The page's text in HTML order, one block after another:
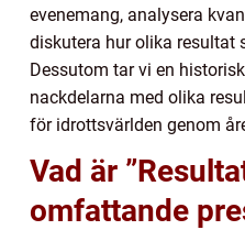
evenemang, analysera
diskutera hur olika resultat
Dessutom tar vi en
nackdelarna med olika
för idrottsvärlden genom
Vad är
omfattande